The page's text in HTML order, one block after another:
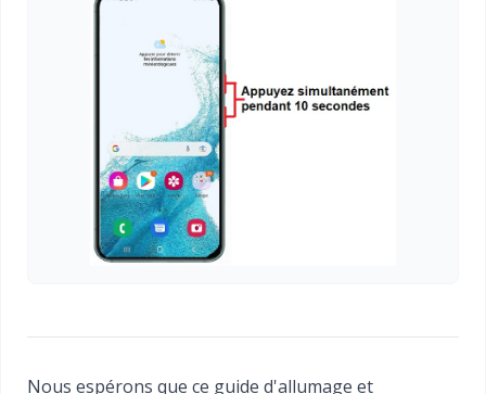
Nous espérons que ce guide d'allumage et